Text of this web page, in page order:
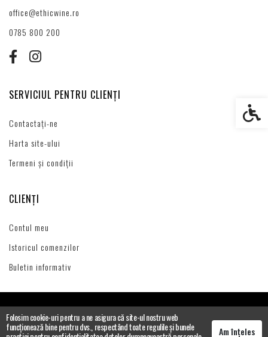
Folosim cookie-uri pentru a ne asigura că site-ul nostru web
funcționează bine pentru dvs., respectând toate regulile și bunele Am înțeles
office@ethicwine.ro
0785 800 200
SERVICIUL PENTRU CLIENȚI
Contactați-ne
Harta site-ului
Termeni și condiții
CLIENȚI
Contul meu
Istoricul comenzilor
Buletin informativ
Setări